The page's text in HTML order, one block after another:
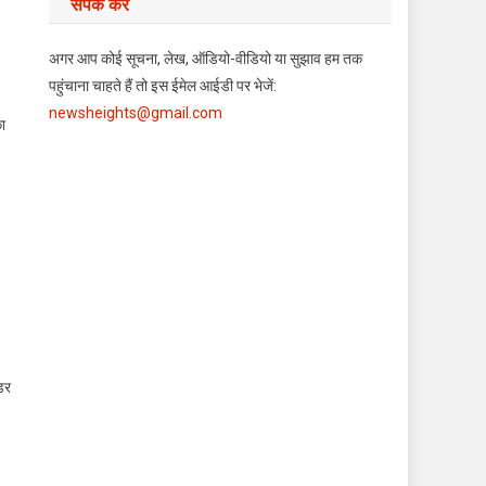
संपर्क करें
अगर आप कोई सूचना, लेख, ऑडियो-वीडियो या सुझाव हम तक
पहुंचाना चाहते हैं तो इस ईमेल आईडी पर भेजें:
newsheights@gmail.com